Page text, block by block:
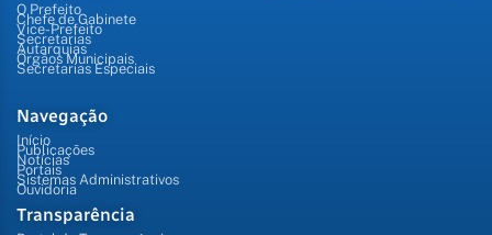
O Prefeito
Chefe de Gabinete
Vice-Prefeito
Secretarias
Autarquias
Órgãos Municipais
Secretarias Especiais
Navegação
Início
Publicações
Notícias
Portais
Sistemas Administrativos
Ouvidoria
Transparência